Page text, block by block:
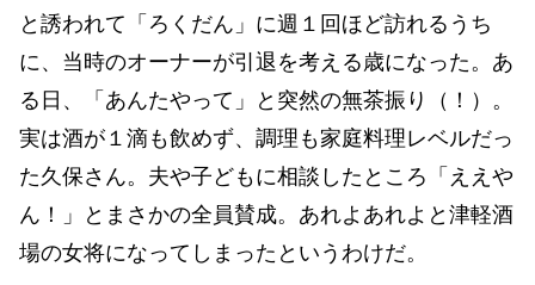
と誘われて「ろくだん」に週１回ほど訪れるうち
に、当時のオーナーが引退を考える歳になった。あ
る日、「あんたやって」と突然の無茶振り（！）。
実は酒が１滴も飲めず、調理も家庭料理レベルだっ
た久保さん。夫や子どもに相談したところ「ええや
ん！」とまさかの全員賛成。あれよあれよと津軽酒
場の女将になってしまったというわけだ。